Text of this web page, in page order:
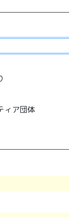
ィア団体